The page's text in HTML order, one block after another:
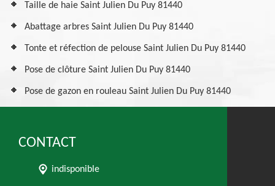
Taille de haie Saint Julien Du Puy 81440
Abattage arbres Saint Julien Du Puy 81440
Tonte et réfection de pelouse Saint Julien Du Puy 81440
Pose de clôture Saint Julien Du Puy 81440
Pose de gazon en rouleau Saint Julien Du Puy 81440
CONTACT
indisponible